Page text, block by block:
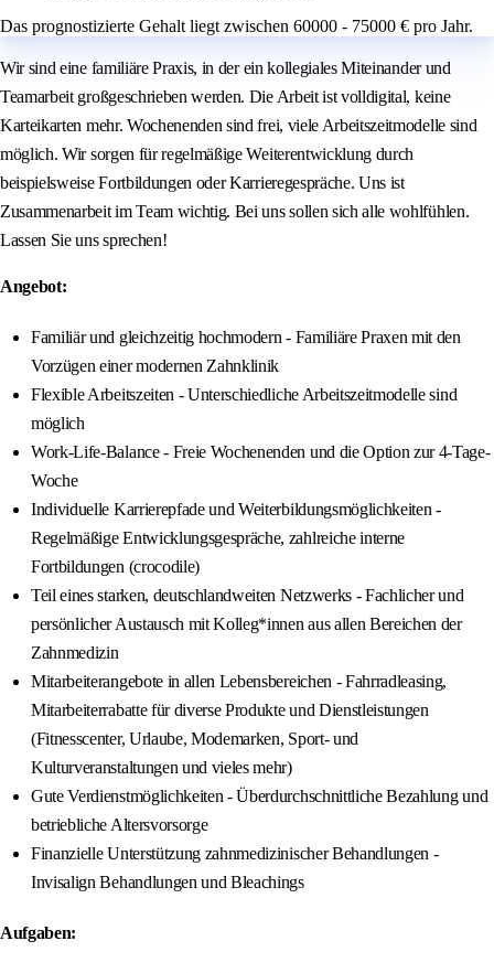
Das prognostizierte Gehalt liegt zwischen 60000 - 75000 € pro Jahr.
Wir sind eine familiäre Praxis, in der ein kollegiales Miteinander und
Teamarbeit großgeschrieben werden. Die Arbeit ist volldigital, keine
Karteikarten mehr. Wochenenden sind frei, viele Arbeitszeitmodelle sind
möglich. Wir sorgen für regelmäßige Weiterentwicklung durch
beispielsweise Fortbildungen oder Karrieregespräche. Uns ist
Zusammenarbeit im Team wichtig. Bei uns sollen sich alle wohlfühlen.
Lassen Sie uns sprechen!
Angebot:
Familiär und gleichzeitig hochmodern - Familiäre Praxen mit den
Vorzügen einer modernen Zahnklinik
Flexible Arbeitszeiten - Unterschiedliche Arbeitszeitmodelle sind
möglich
Work-Life-Balance - Freie Wochenenden und die Option zur 4-Tage-
Woche
Individuelle Karrierepfade und Weiterbildungsmöglichkeiten -
Regelmäßige Entwicklungsgespräche, zahlreiche interne
Fortbildungen (crocodile)
Teil eines starken, deutschlandweiten Netzwerks - Fachlicher und
persönlicher Austausch mit Kolleg*innen aus allen Bereichen der
Zahnmedizin
Mitarbeiterangebote in allen Lebensbereichen - Fahrradleasing,
Mitarbeiterrabatte für diverse Produkte und Dienstleistungen
(Fitnesscenter, Urlaube, Modemarken, Sport- und
Kulturveranstaltungen und vieles mehr)
Gute Verdienstmöglichkeiten - Überdurchschnittliche Bezahlung und
betriebliche Altersvorsorge
Finanzielle Unterstützung zahnmedizinischer Behandlungen -
Invisalign Behandlungen und Bleachings
Aufgaben: